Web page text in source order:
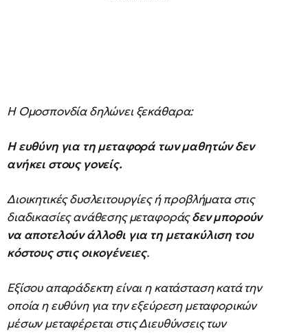
Η Ομοσπονδία δηλώνει ξεκάθαρα:
Η ευθύνη για τη μεταφορά των μαθητών δεν
ανήκει στους γονείς.
Διοικητικές δυσλειτουργίες ή προβλήματα στις
διαδικασίες ανάθεσης μεταφοράςδεν μπορούν
να αποτελούν άλλοθι για τη μετακύλιση του
κόστους στις οικογένειες.
Εξίσου απαράδεκτη είναι η κατάσταση κατά την
οποία η ευθύνη για την εξεύρεση μεταφορικών
μέσων μεταφέρεται στις Διευθύνσεις των